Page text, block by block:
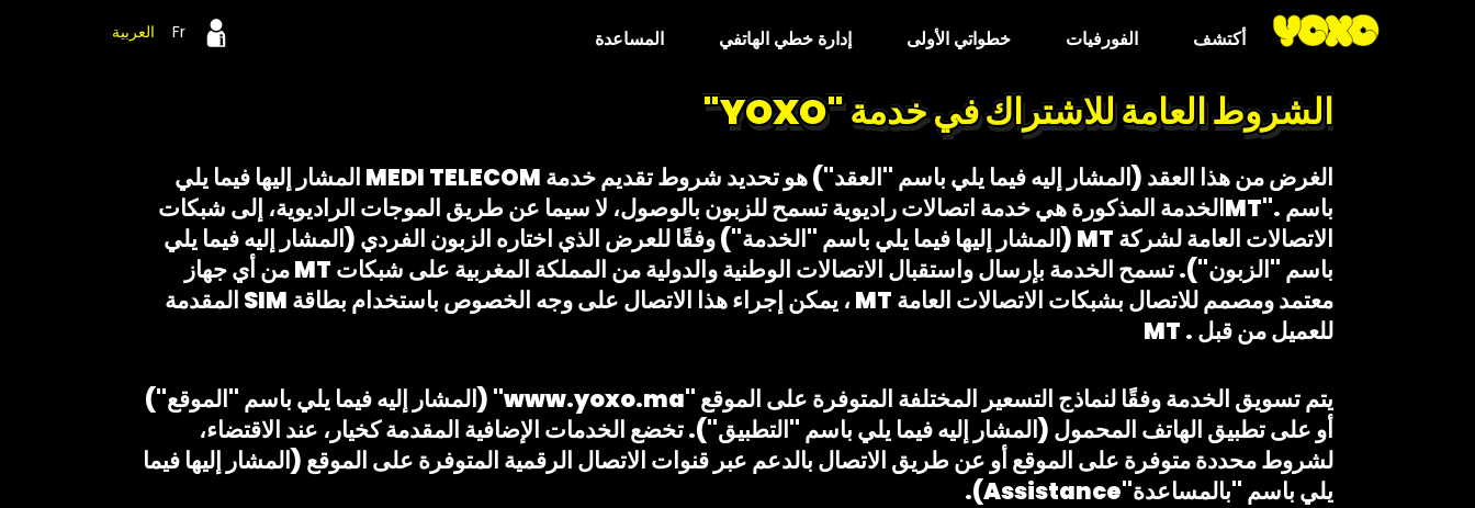
Fr العربية أكتشف الفورفيات خطواتي الأولى إدارة خطي الهاتفي المساعدة
الشروط العامة للاشتراك في خدمة "YOXO"
الغرض من هذا العقد (المشار إليه فيما يلي باسم "العقد") هو تحديد شروط تقديم خدمة MEDI TELECOM المشار إليها فيما يلي
باسم ."MTالخدمة المذكورة هي خدمة اتصالات راديوية تسمح للزبون بالوصول، لا سيما عن طريق الموجات الراديوية، إلى شبكات
الاتصالات العامة لشركة MT (المشار إليها فيما يلي باسم "الخدمة") وفقًا للعرض الذي اختاره الزبون الفردي (المشار إليه فيما يلي
باسم "الزبون"). تسمح الخدمة بإرسال واستقبال الاتصالات الوطنية والدولية من المملكة المغربية على شبكات MT من أي جهاز
معتمد ومصمم للاتصال بشبكات الاتصالات العامة MT ، يمكن إجراء هذا الاتصال على وجه الخصوص باستخدام بطاقة SIM المقدمة
للعميل من قبل . MT
يتم تسويق الخدمة وفقًا لنماذج التسعير المختلفة المتوفرة على الموقع "www.yoxo.ma" (المشار إليه فيما يلي باسم "الموقع")
أو على تطبيق الهاتف المحمول (المشار إليه فيما يلي باسم "التطبيق"). تخضع الخدمات الإضافية المقدمة كخيار، عند الاقتضاء،
لشروط محددة متوفرة على الموقع أو عن طريق الاتصال بالدعم عبر قنوات الاتصال الرقمية المتوفرة على الموقع (المشار إليها فيما
يلي باسم "بالمساعدة"Assistance).